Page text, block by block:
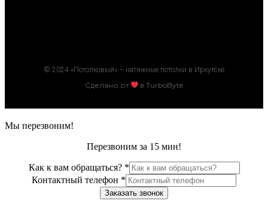
© 2024 «Потолковый» – натяжные потолки в Иркутске
Сделано от в TurboByte
Мы перезвоним!
Перезвоним за 15 мин!
Как к вам обращаться? *
Контактный телефон *
Заказать звонок